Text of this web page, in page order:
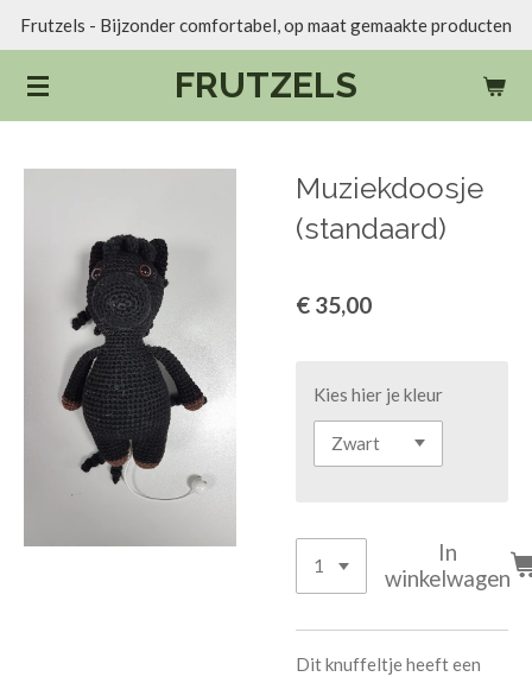
Ga
naar
de
FRUTZELS
Frutzels - Bijzonder comfortabel, op maat gemaakte producten
Muziekdoosje
(standaard)
€ 35,00
Kies hier je kleur
In
winkelwagen
Dit knuffeltje heeft een